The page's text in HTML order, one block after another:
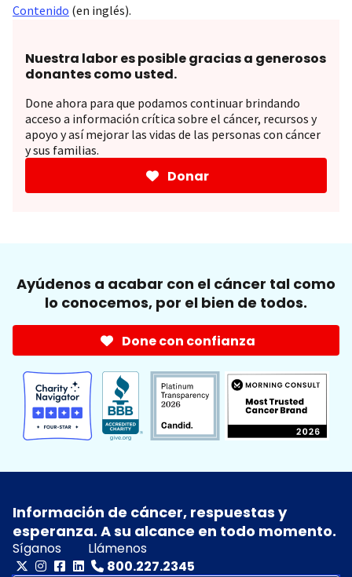
Contenido (en inglés).
Nuestra labor es posible gracias a generosos
donantes como usted.
Done ahora para que podamos continuar brindando
acceso a información crítica sobre el cáncer, recursos y
apoyo y así mejorar las vidas de las personas con cáncer
y sus familias.
Donar
Ayúdenos a acabar con el cáncer tal como
lo conocemos, por el bien de todos.
Done con confianza
Información de cáncer, respuestas y
esperanza. A su alcance en todo momento.
Síganos
Llámenos
800.227.2345